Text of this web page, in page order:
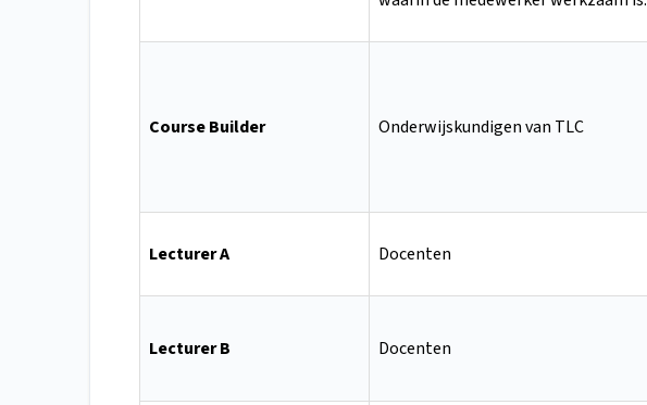
Course Builder Onderwijskundigen van TLC
Lecturer A Docenten
Lecturer B Docenten